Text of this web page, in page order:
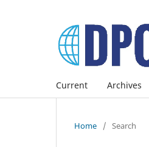
Current Archives
Home / Search